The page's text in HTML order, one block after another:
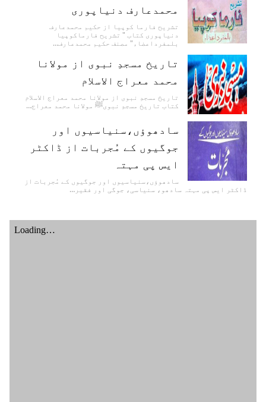
محمدعارف دنیاپوری
تشریح فارما کوپیا از حکیم محمدعارف
دنیاپوری کتاب " تشریح فارماکوپیا
بلمفرداعضاء" مصنف حکیم محمدعارف…
تاریخ مسجدِ نبوی از مولانا
محمد معراج الاسلام
تاریخ مسجدِ نبوی از مولانا محمد معراج الاسلام
کتاب تاریخ مسجدِ نبویﷺ مولانا محمد معراج…
سادھوؤں،سنیاسیوں اور
جوگیوں کے مُجربات از ڈاکٹر
ایس پی مہتہ
سادھوؤں،سنیاسیوں اور جوگیوں کے مُجربات از
ڈاکٹر ایس پی مہتہ سادھو، سنیاسی، جوگی اور فقیر…